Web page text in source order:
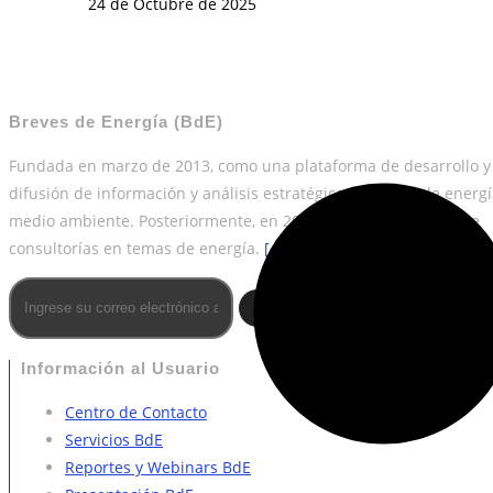
Breves de Energía (BdE)
Fundada en marzo de 2013, como una plataforma de desarrollo y
difusión de información y análisis estratégico en temas de
medio ambiente. Posteriormente, en 2018 sumó los servicios de
consultorías en temas de energía. [+]
Información al Usuario
Centro de Contacto
Servicios BdE
Reportes y Webinars BdE